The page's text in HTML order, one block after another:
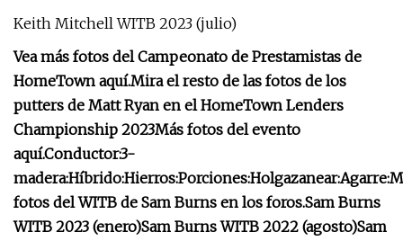
Keith Mitchell WITB 2023 (julio)
Vea más fotos del Campeonato de Prestamistas de
HomeTown aquí.Mira el resto de las fotos de los
putters de Matt Ryan en el HomeTown Lenders
Championship 2023Más fotos del evento
aquí.Conductor:3-
madera:Híbrido:Hierros:Porciones:Holgazanear:Agarre:
fotos del WITB de Sam Burns en los foros.Sam Burns
WITB 2023 (enero)Sam Burns WITB 2022 (agosto)Sam